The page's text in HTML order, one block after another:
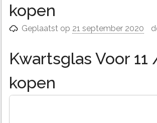
kopen
Geplaatst op 21 september 2020
Kwartsglas Voor
kopen